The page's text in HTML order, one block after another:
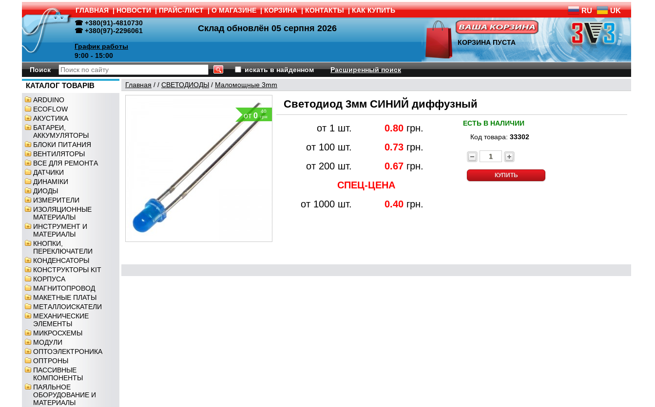
ГЛАВНАЯ | НОВОСТИ | ПРАЙС-ЛИСТ | О МАГАЗИНЕ | КОРЗИНА | КОНТАКТЫ | КАК КУПИТЬ RU UK
☎ +380(91)-4810730
☎ +380(97)-2296061
График работы
9:00 - 15:00
Склад обновлён 05 серпня 2026
КОРЗИНА ПУСТА
Поиск искать в найденном Расширенный поиск
КАТАЛОГ ТОВАРІВ
ARDUINO
ECOFLOW
АКУСТИКА
БАТАРЕИ,
АККУМУЛЯТОРЫ
БЛОКИ ПИТАНИЯ
ВЕНТИЛЯТОРЫ
ВСЕ ДЛЯ РЕМОНТА
ДАТЧИКИ
ДИНАМІКИ
ДИОДЫ
ИЗМЕРИТЕЛИ
ИЗОЛЯЦИОННЫЕ
МАТЕРИАЛЫ
ИНСТРУМЕНТ И
МАТЕРИАЛЫ
КНОПКИ,
ПЕРЕКЛЮЧАТЕЛИ
КОНДЕНСАТОРЫ
КОНСТРУКТОРЫ KIT
КОРПУСА
МАГНИТОПРОВОД
МАКЕТНЫЕ ПЛАТЫ
МЕТАЛЛОИСКАТЕЛИ
МЕХАНИЧЕСКИЕ
ЭЛЕМЕНТЫ
МИКРОСХЕМЫ
МОДУЛИ
ОПТОЭЛЕКТРОНИКА
ОПТРОНЫ
ПАССИВНЫЕ
КОМПОНЕНТЫ
ПАЯЛЬНОЕ
ОБОРУДОВАНИЕ И
МАТЕРИАЛЫ
Главная / / СВЕТОДИОДЫ / Маломощные 3mm
от 0
40
грн
Светодиод 3мм СИНИЙ диффузный
от 1 шт. 0.80 грн.
от 100 шт.
0.73 грн.
от 200 шт.
0.67 грн.
СПЕЦ-ЦЕНА
от 1000 шт.
0.40 грн.
ЕСТЬ В НАЛИЧИИ
Код товара: 33302
КУПИТЬ